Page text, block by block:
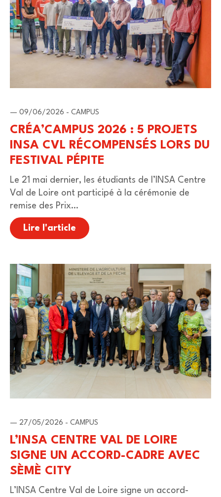
— 09/06/2026 - CAMPUS
CRÉA’CAMPUS 2026 : 5 PROJETS
INSA CVL RÉCOMPENSÉS LORS DU
FESTIVAL PÉPITE
Le 21 mai dernier, les étudiants de l’INSA Centre
Val de Loire ont participé à la cérémonie de
remise des Prix…
Lire l'article
— 27/05/2026 - CAMPUS
L’INSA CENTRE VAL DE LOIRE
SIGNE UN ACCORD-CADRE AVEC
SÈMÈ CITY
L’INSA Centre Val de Loire signe un accord-